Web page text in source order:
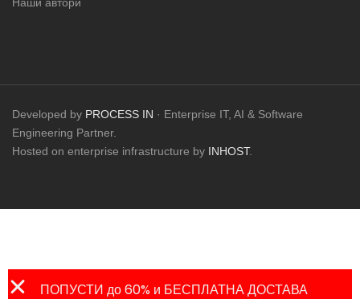
Наши автори
Developed by PROCESS IN · Enterprise IT, AI & Software
Engineering Partner.
Hosted on enterprise infrastructure by INHOST.
ПОПУСТИ до 60% и БЕСПЛАТНА ДОСТАВА